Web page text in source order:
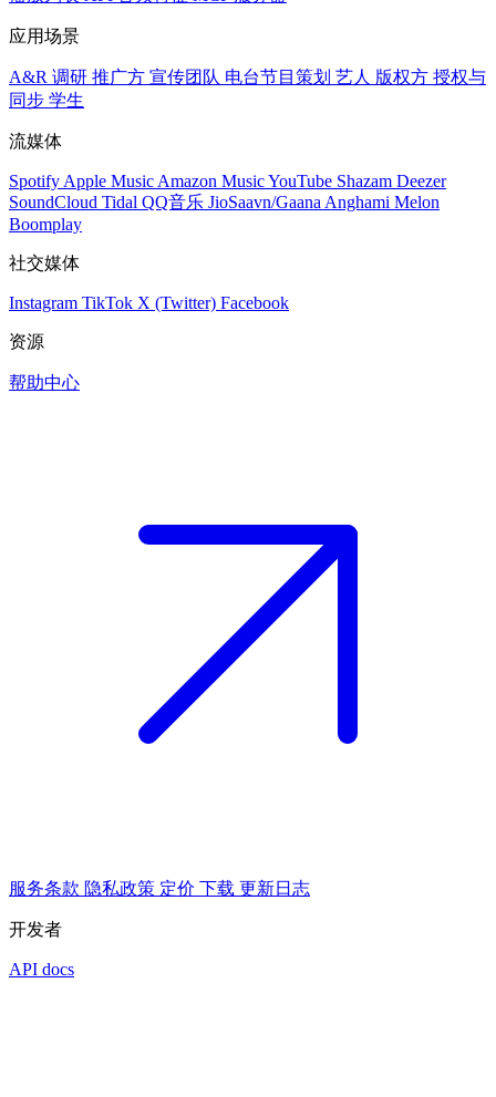
应用场景
A&R 调研 推广方 宣传团队 电台节目策划 艺人 版权方 授权与
同步 学生
流媒体
Spotify Apple Music Amazon MusicYouTube Shazam Deezer
SoundCloud Tidal QQ音乐 JioSaavn/Gaana Anghami Melon
Boomplay
社交媒体
Instagram TikTok X (Twitter) Facebook
资源
帮助中心
服务条款 隐私政策 定价 下载 更新日志
开发者
API docs